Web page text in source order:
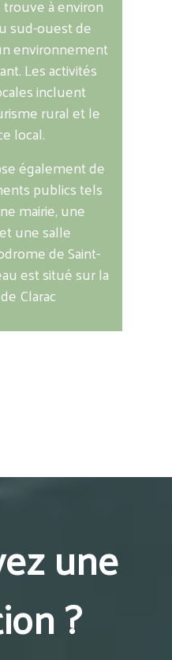
trouve à environ
sud-ouest de
environnement
Les activités
incluent
rural et le
local.
également de
publics tels
mairie, une
une salle
de Saint-
est situé sur la
Clarac
une
?